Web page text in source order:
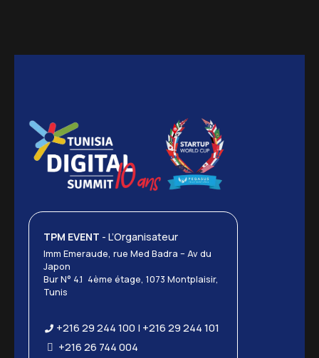
TPM EVENT - L’Organisateur
Imm Emeraude, rue Med Badra – Av du
Japon
Bur N° 4.1 4ème étage, 1073 Montplaisir,
Tunis
+216 29 244 100 | +216 29 244 101
+216 26 744 004